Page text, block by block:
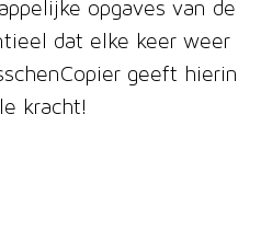
opgaves van de
dat elke keer weer
geeft hierin
kracht!